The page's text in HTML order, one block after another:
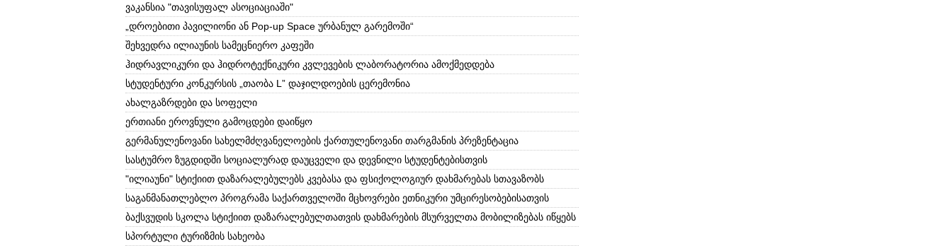
ვაკანსია "თავისუფალ ასოციაციაში"
„დროებითი პავილიონი ან Pop-up Space ურბანულ გარემოში“
შეხვედრა ილიაუნის სამეცნიერო კაფეში
ჰიდრავლიკური და ჰიდროტექნიკური კვლევების ლაბორატორია ამოქმედდება
სტუდენტური კონკურსის „თაობა L” დაჯილდოების ცერემონია
ახალგაზრდები და სოფელი
ერთიანი ეროვნული გამოცდები დაიწყო
გერმანულენოვანი სახელმძღვანელოების ქართულენოვანი თარგმანის პრეზენტაცია
სასტუმრო ზუგდიდში სოციალურად დაუცველი და დევნილი სტუდენტებისთვის
"ილიაუნი" სტიქიით დაზარალებულებს კვებასა და ფსიქოლოგიურ დახმარებას სთავაზობს
საგანმანათლებლო პროგრამა საქართველოში მცხოვრები ეთნიკური უმცირესობებისათვის
ბაქსვუდის სკოლა სტიქიით დაზარალებულთათვის დახმარების მსურველთა მობილიზებას იწყებს
სპორტული ტურიზმის სახეობა